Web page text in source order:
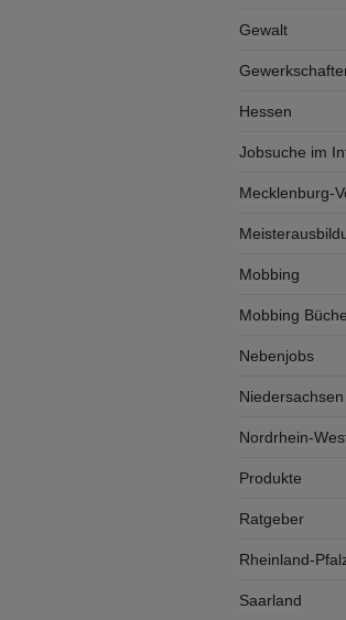
Gewalt
Hessen
Jobsuche im
Mecklenburg-
Mobbing
Mobbing
Nebenjobs
Niedersachsen
Nordrhein-
Produkte
Ratgeber
Rheinland-
Saarland